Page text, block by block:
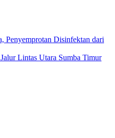
Penyemprotan Disinfektan dari
Lintas Utara Sumba Timur